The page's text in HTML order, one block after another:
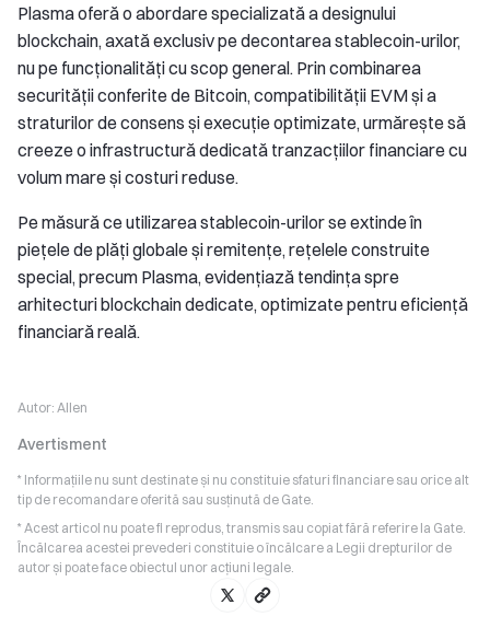
Plasma oferă o abordare specializată a designului
blockchain, axată exclusiv pe decontarea stablecoin-urilor,
nu pe funcționalități cu scop general. Prin combinarea
securității conferite de Bitcoin, compatibilității EVM și a
straturilor de consens și execuție optimizate, urmărește să
creeze o infrastructură dedicată tranzacțiilor financiare cu
volum mare și costuri reduse.
Pe măsură ce utilizarea stablecoin-urilor se extinde în
piețele de plăți globale și remitențe, rețelele construite
special, precum Plasma, evidențiază tendința spre
arhitecturi blockchain dedicate, optimizate pentru eficiență
financiară reală.
Autor: Allen
Avertisment
* Informațiile nu sunt destinate și nu constituie sfaturi financiare sau orice alt
tip de recomandare oferită sau susținută de Gate.
* Acest articol nu poate fi reprodus, transmis sau copiat fără referire la Gate.
Încălcarea acestei prevederi constituie o încălcare a Legii drepturilor de
autor și poate face obiectul unor acțiuni legale.